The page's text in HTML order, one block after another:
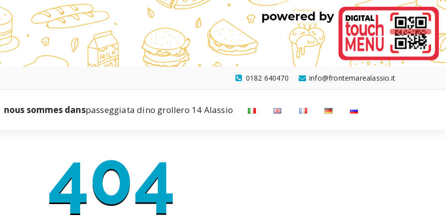
info@frontemarealassio.it
0182 640470
nous sommes danspasseggiata dino grollero 14 Alassio
404